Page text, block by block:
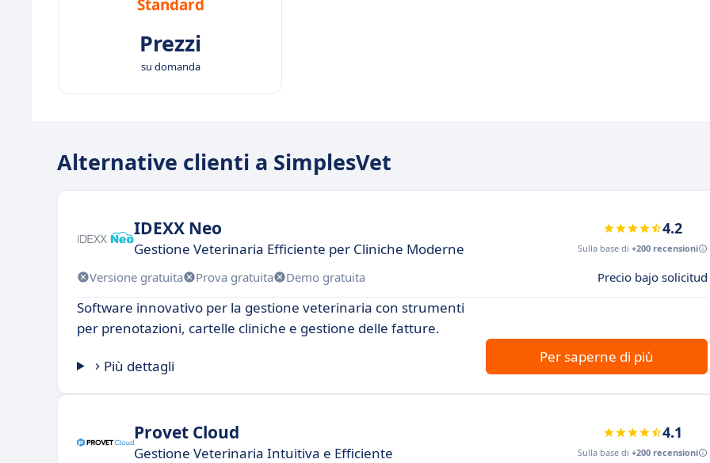
Standard
Prezzi
su domanda
Alternative clienti a SimplesVet
IDEXX Neo
Gestione Veterinaria Efficiente per Cliniche Moderne
4.2
Sulla base di +200 recensioni
Versione gratuita Prova gratuita Demo gratuita Precio bajo solicitud
Software innovativo per la gestione veterinaria con strumenti
per prenotazioni, cartelle cliniche e gestione delle fatture.
Più dettagli
Per saperne di più
Provet Cloud
Gestione Veterinaria Intuitiva e Efficiente
4.1
Sulla base di +200 recensioni